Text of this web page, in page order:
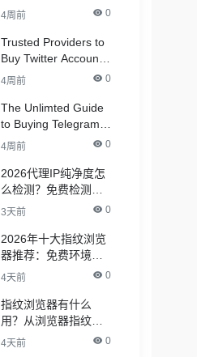
况与合规解读
4周前 0
Trusted Providers to
Buy Twitter Accounts
in Bulk for Crypto
4周前 0
The Unlimted Guide
to Buying Telegram
Accounts - ( PVA &
4周前 0
2026代理IP纯净度怎
么检测？免费检测工
具与完整排查方法
3天前 0
2026年十大指纹浏览
器推荐：免费环境，
性价比全面对比
4天前 0
指纹浏览器有什么
用？从浏览器指纹开
始分析
4天前 0